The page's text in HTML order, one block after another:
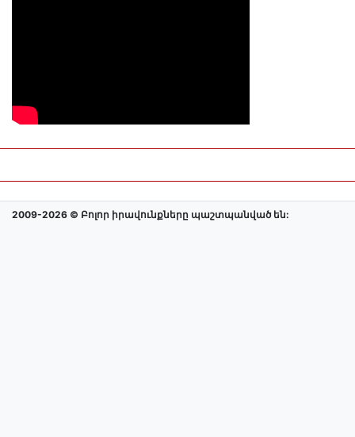
2009-2026 © Բոլոր իրավունքները պաշտպանված են: